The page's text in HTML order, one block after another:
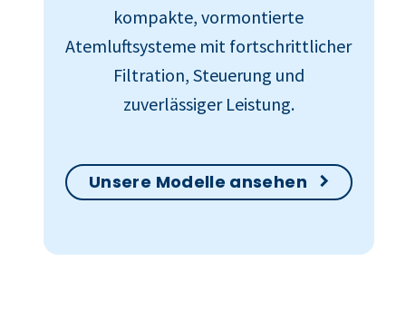
kompakte, vormontierte
Atemluftsysteme mit fortschrittlicher
Filtration, Steuerung und
zuverlässiger Leistung.
Unsere Modelle ansehen